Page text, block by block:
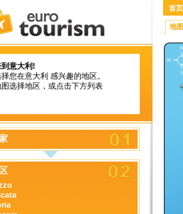
意大利!
您在意大利 感兴趣的地区。
选择地区，或点击下方列表
首页
地图